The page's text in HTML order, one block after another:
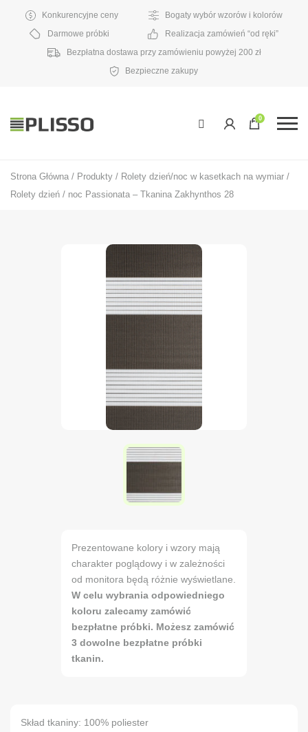
Konkurencyjne ceny
Bogaty wybór wzorów i kolorów
Darmowe próbki
Realizacja zamówień “od ręki”
Bezpłatna dostawa przy zamówieniu powyżej 200 zł
Bezpieczne zakupy
0
Strona Główna / Produkty / Rolety dzień/noc w kasetkach na wymiar /
Rolety dzień / noc Passionata – Tkanina Zakhynthos 28
Prezentowane kolory i wzory mają
charakter poglądowy i w zależności
od monitora będą różnie wyświetlane.
W celu wybrania odpowiedniego
koloru zalecamy zamówić
bezpłatne próbki. Możesz zamówić
3 dowolne bezpłatne próbki
tkanin.
Skład tkaniny: 100% poliester